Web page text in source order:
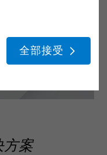
方案
全部接受